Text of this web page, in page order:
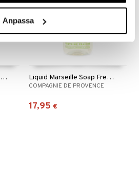
Anpassa
Fragrance Diffuser Anise Lavender Liquid Marseille Soap Fresh Verbena
COMPAGNIE DE PROVENCE
17,95 €